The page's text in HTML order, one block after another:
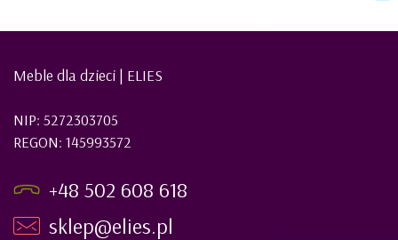
Meble dla dzieci | ELIES
NIP: 5272303705
REGON: 145993572
+48 502 608 618
sklep@elies.pl